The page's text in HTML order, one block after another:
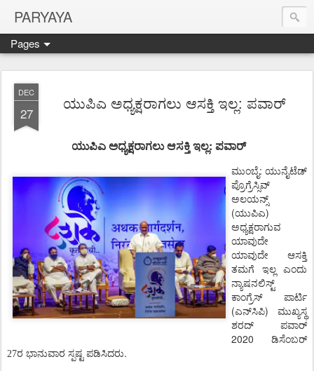
PARYAYA
Pages
DEC
27
ಯುಪಿಎ ಅಧ್ಯಕ್ಷರಾಗಲು ಆಸಕ್ತಿ ಇಲ್ಲ: ಪವಾರ್
ಯುಪಿಎ ಅಧ್ಯಕ್ಷರಾಗಲು ಆಸಕ್ತಿ ಇಲ್ಲ: ಪವಾರ್
ಮುಂಬೈ: ಯುನೈಟೆಡ್
ಪ್ರೊಗ್ರೆಸ್ಸಿವ್
ಅಲಯನ್ಸ್
(ಯುಪಿಎ)
ಅಧ್ಯಕ್ಷರಾಗುವ
ಯಾವುದೇ
ಯಾವುದೇ
ಆಸಕ್ತಿ
ತಮಗೆ
ಇಲ್ಲ
ಎಂದು
ನ್ಯಾಷನಲಿಸ್ಟ್
ಕಾಂಗ್ರೆಸ್
ಪಾರ್ಟಿ
(ಎನ್ಸಿಪಿ)
ಮುಖ್ಯಸ್ಥ
ಶರದ್
ಪವಾರ್
2020
ಡಿಸೆಂಬರ್
27ರ ಭಾನುವಾರ ಸ್ಪಷ್ಟ ಪಡಿಸಿದರು.